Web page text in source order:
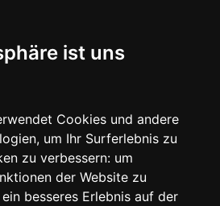
ist uns
Cookies und andere
um Ihr Surferlebnis zu
zu verbessern: um
der Website zu
ein besseres Erlebnis auf der